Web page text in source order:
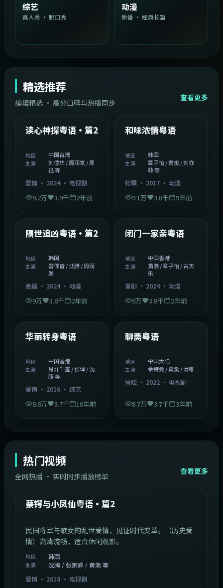
综艺
真人秀 · 脱口秀
动漫
新番 · 经典长篇
精选推荐
编辑精选 · 高分口碑与热播同步
查看更多
精选
中国台湾 1:54:36
读心神探粤语·篇2
地区 中国台湾
主演
刘德华 / 周润发 / 周
迅 等
爱情· 2024· 电视剧
9.2万 3.9千 2年前
精选
2:08:51
和味浓情粤语
地区 韩国
主演
章子怡 / 黄渤 / 刘亦
菲 等
犯罪· 2017· 动漫
9.1万 3.8千 9年前
精选
隔世追凶粤语·篇2
地区 韩国
主演
雷佳音 / 沈腾 / 周润
发
悬疑· 2024· 动漫
9万 3.8千 2年前
精选
闭门一家亲粤语
地区 中国香港
主演
黄渤 / 章子怡 / 古天
乐
喜剧· 2024· 动漫
9万 3.8千 2年前
精选
华丽转身粤语
地区 中国香港
主演
易烊千玺 / 张译 / 沈
腾 等
爱情· 2016· 综艺
8.8万 3.7千 10年前
精选
聊斋粤语
地区 中国大陆
主演 佘诗曼 / 黄渤 / 汤唯
冒险· 2022· 电视剧
8.7万 3.7千 3年前
热门视频
全网热播 · 实时同步播放榜单
查看更多
热门
韩国 44:14
蔡锷与小凤仙粤语·篇2
民国将军与歌女的乱世爱情，见证时代变革。（历史爱
情）高清流畅，适合休闲观影。
地区 韩国
主演
沈腾 / 张家辉 / 黄渤 等
爱情· 2018· 电视剧